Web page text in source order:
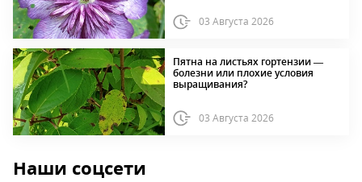
03 Августа 2026
Пятна на листьях гортензии —
болезни или плохие условия
выращивания?
03 Августа 2026
Наши соцсети